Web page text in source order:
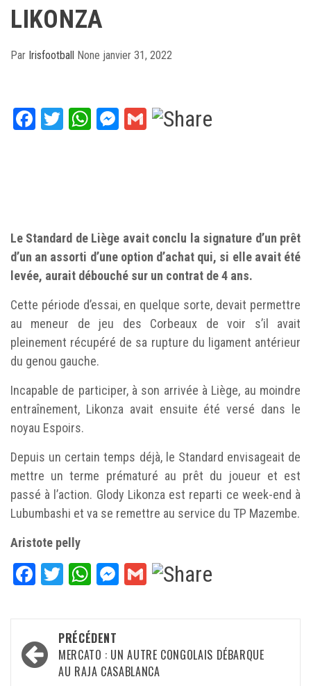
LIKONZA
Par Irisfootball None janvier 31, 2022
Facebook
TwitterWhatsApp
Messenger
Gmail
Le Standard de Liège avait conclu la signature d’un prêt
d’un an assorti d’une option d’achat qui, si elle avait été
levée, aurait débouché sur un contrat de 4 ans.
Cette période d’essai, en quelque sorte, devait permettre
au meneur de jeu des Corbeaux de voir s’il avait
pleinement récupéré de sa rupture du ligament antérieur
du genou gauche.
Incapable de participer, à son arrivée à Liège, au moindre
entraînement, Likonza avait ensuite été versé dans le
noyau Espoirs.
Depuis un certain temps déjà, le Standard envisageait de
mettre un terme prématuré au prêt du joueur et est
passé à l’action. Glody Likonza est reparti ce week-end à
Lubumbashi et va se remettre au service du TP Mazembe.
Aristote pelly
Facebook
TwitterWhatsApp
Messenger
Gmail
Navigation
d’article
PRÉCÉDENT
MERCATO : UN AUTRE CONGOLAIS DÉBARQUE
AU RAJA CASABLANCA